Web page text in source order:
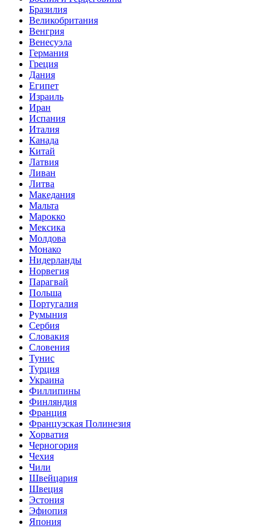
Бразилия
Великобритания
Венгрия
Венесуэла
Германия
Греция
Дания
Египет
Израиль
Иран
Испания
Италия
Канада
Китай
Латвия
Ливан
Литва
Македания
Мальта
Марокко
Мексика
Молдова
Монако
Нидерланды
Норвегия
Парагвай
Польша
Португалия
Румыния
Сербия
Словакия
Словения
Тунис
Турция
Украина
Филлипины
Финляндия
Франция
Французская Полинезия
Хорватия
Черногория
Чехия
Чили
Швейцария
Швеция
Эстония
Эфиопия
Япония